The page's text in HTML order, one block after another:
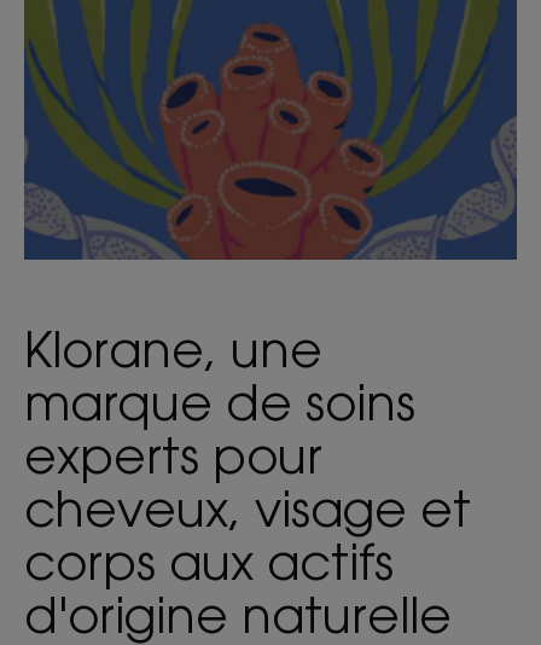
Klorane, une
marque de soins
experts pour
cheveux, visage et
corps aux actifs
d'origine naturelle